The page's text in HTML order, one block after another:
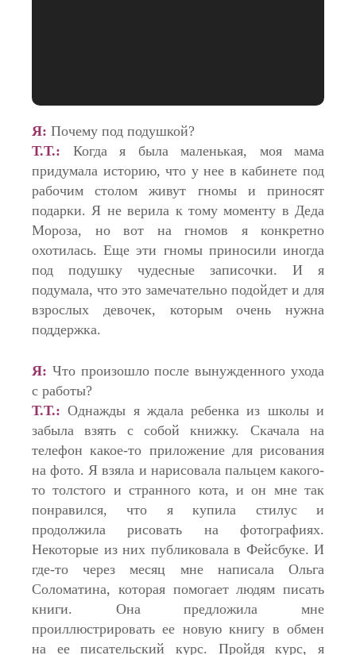
Я: Почему под подушкой?
Т.Т.: Когда я была маленькая, моя мама
придумала историю, что у нее в кабинете под
рабочим столом живут гномы и приносят
подарки. Я не верила к тому моменту в Деда
Мороза, но вот на гномов я конкретно
охотилась. Еще эти гномы приносили иногда
под подушку чудесные записочки. И я
подумала, что это замечательно подойдет и для
взрослых девочек, которым очень нужна
поддержка.
Я: Что произошло после вынужденного ухода
с работы?
Т.Т.: Однажды я ждала ребенка из школы и
забыла взять с собой книжку. Скачала на
телефон какое-то приложение для рисования
на фото. Я взяла и нарисовала пальцем какого-
то толстого и странного кота, и он мне так
понравился, что я купила стилус и
продолжила рисовать на фотографиях.
Некоторые из них публиковала в Фейсбуке. И
где-то через месяц мне написала Ольга
Соломатина, которая помогает людям писать
книги. Она предложила мне
проиллюстрировать ее новую книгу в обмен
на ее писательский курс. Пройдя курс, я